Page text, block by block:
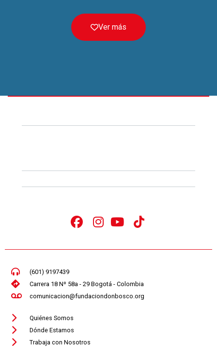
Ver más
(601) 9197439
Carrera 18 Nº 58a - 29 Bogotá - Colombia
comunicacion@fundaciondonbosco.org
Quiénes Somos
Dónde Estamos
Trabaja con Nosotros